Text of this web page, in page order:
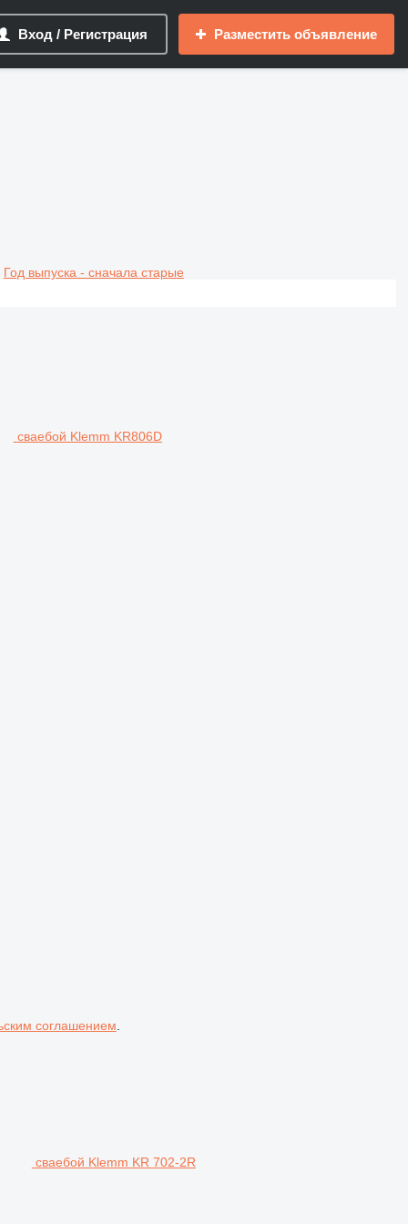
Вход / Регистрация Разместить объявление
Год выпуска - сначала старые
сваебой Klemm KR806D
соглашением
сваебой Klemm KR 702-2R